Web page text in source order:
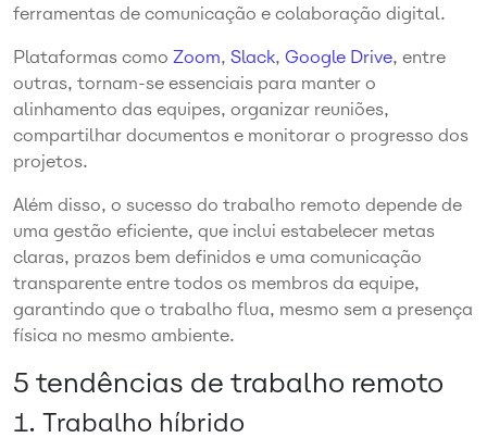
ferramentas de comunicação e colaboração digital.
Plataformas como Zoom, Slack, Google Drive, entre
outras, tornam-se essenciais para manter o
alinhamento das equipes, organizar reuniões,
compartilhar documentos e monitorar o progresso dos
projetos.
Além disso, o sucesso do trabalho remoto depende de
uma gestão eficiente, que inclui estabelecer metas
claras, prazos bem definidos e uma comunicação
transparente entre todos os membros da equipe,
garantindo que o trabalho flua, mesmo sem a presença
física no mesmo ambiente.
5 tendências de trabalho remoto
1. Trabalho híbrido